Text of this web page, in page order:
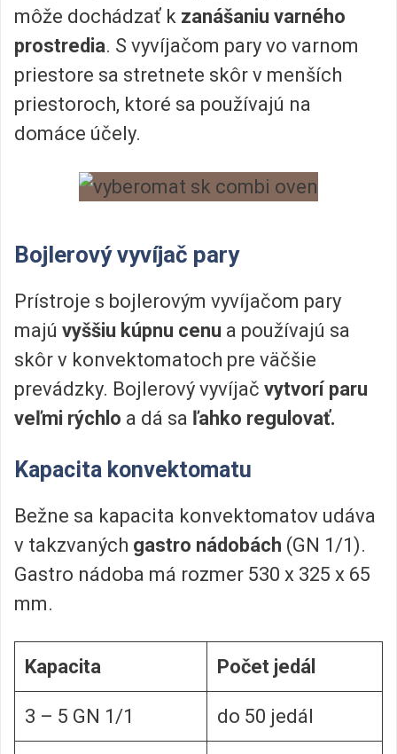
môže dochádzať k zanášaniu varného
prostredia. S vyvíjačom pary vo varnom
priestore sa stretnete skôr v menších
priestoroch, ktoré sa používajú na
domáce účely.
Bojlerový vyvíjač pary
Prístroje s bojlerovým vyvíjačom pary
majú vyššiu kúpnu cenu a používajú sa
skôr v konvektomatoch pre väčšie
prevádzky. Bojlerový vyvíjač vytvorí paru
veľmi rýchlo a dá sa ľahko regulovať.
Kapacita konvektomatu
Bežne sa kapacita konvektomatov udáva
v takzvaných gastro nádobách (GN 1/1).
Gastro nádoba má rozmer 530 x 325 x 65
mm.
Kapacita Počet jedál
3 – 5 GN 1/1 do 50 jedál